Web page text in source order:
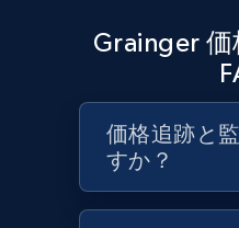
URL, Product id, Title,
Rating, Reviews count,
1.3K+ 175+
Grainger
価格追跡と
すか？